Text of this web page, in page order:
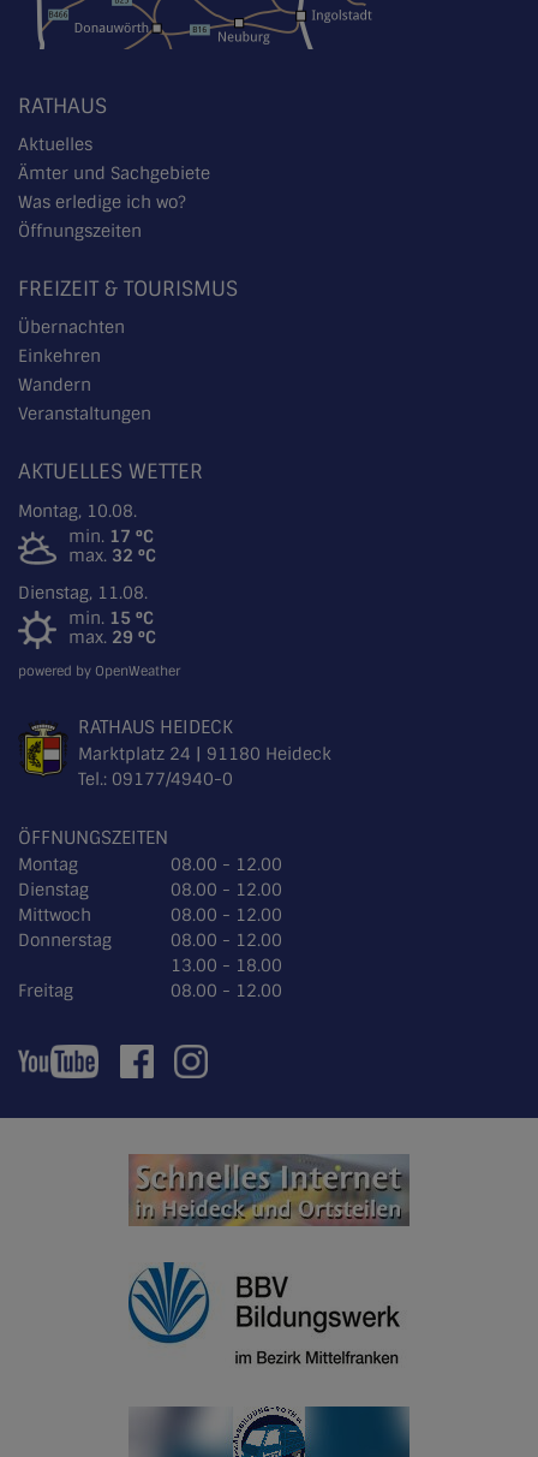
RATHAUS
Aktuelles
Ämter und Sachgebiete
Was erledige ich wo?
Öffnungszeiten
FREIZEIT & TOURISMUS
Übernachten
Einkehren
Wandern
Veranstaltungen
AKTUELLES WETTER
Montag, 10.08.
min. 17 °C
max. 32 °C
Dienstag, 11.08.
min. 15 °C
max. 29 °C
powered by OpenWeather
RATHAUS HEIDECK
Marktplatz 24 | 91180 Heideck
Tel.: 09177/4940-0
ÖFFNUNGSZEITEN
Montag
08.00 - 12.00
Dienstag
08.00 - 12.00
Mittwoch
08.00 - 12.00
Donnerstag
08.00 - 12.00
13.00 - 18.00
Freitag
08.00 - 12.00